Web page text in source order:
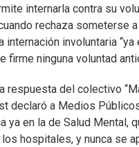
internarla contra su
rechaza someterse
internación involuntaria
firme ninguna voluntad
respuesta del colectivo
declaró a Medios
ya en la de Salud Mental,
hospitales, y nunca se